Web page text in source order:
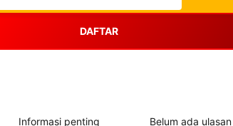
DAFTAR
Informasi penting Belum ada ulasan